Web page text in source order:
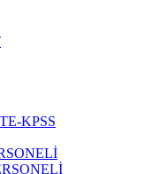
KPSS